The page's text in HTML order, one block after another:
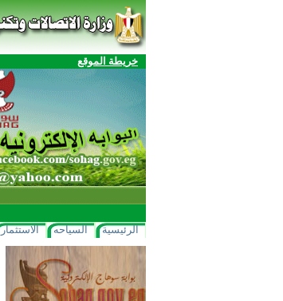
خريطة الموقع
الرئيسية السياحه الاستثمار